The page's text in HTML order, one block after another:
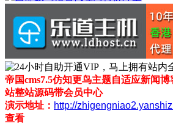
帝国cms7.5仿知更鸟主题自适应新闻
站整站源码带会员中心
演示地址： http://
查看